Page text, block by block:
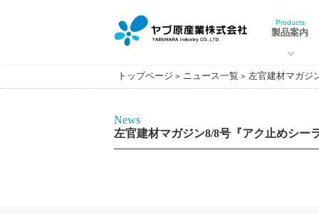
Products
製品案内
トップページ ニュース一覧 左官建材マガジ
News
左官建材マガジン8/8号『アク止めシー